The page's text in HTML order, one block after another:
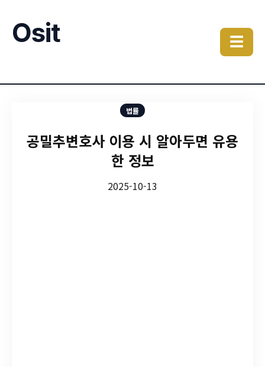
Osit ☰
법률
공밀추변호사 이용 시 알아두면 유용
한 정보
2025-10-13